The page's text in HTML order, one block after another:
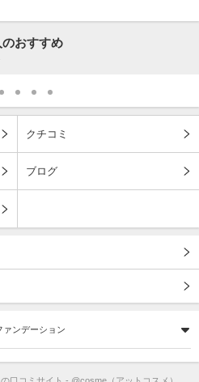
おすすめ
クチコミ
ブログ
ァンデーション